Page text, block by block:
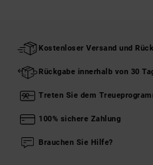
Kostenloser Versand und
Rückgabe innerhalb von 30
Treten Sie dem
100% sichere Zahlung
Brauchen Sie Hilfe?